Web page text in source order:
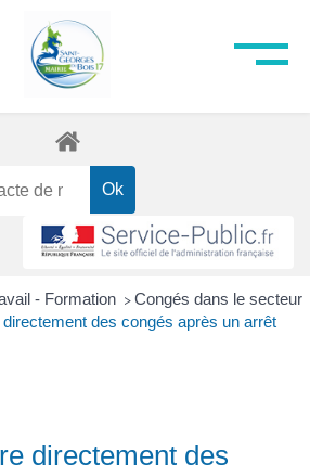
- Formation > Congés dans le secteur
des congés après un arrêt
directement des